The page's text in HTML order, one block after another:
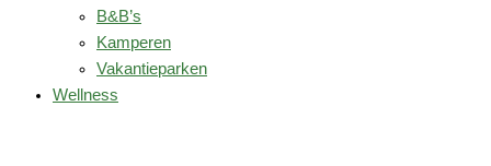
B&B’s
Kamperen
Vakantieparken
Wellness